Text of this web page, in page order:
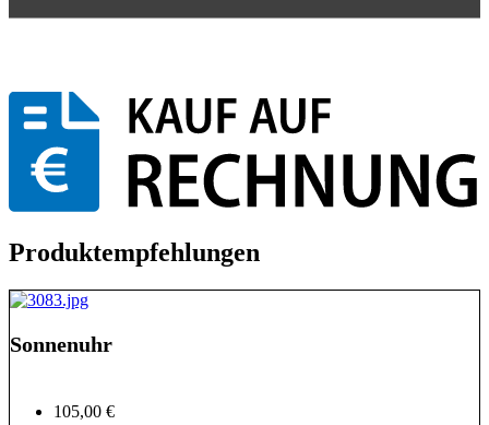
Produktempfehlungen
Sonnenuhr
105,00 €